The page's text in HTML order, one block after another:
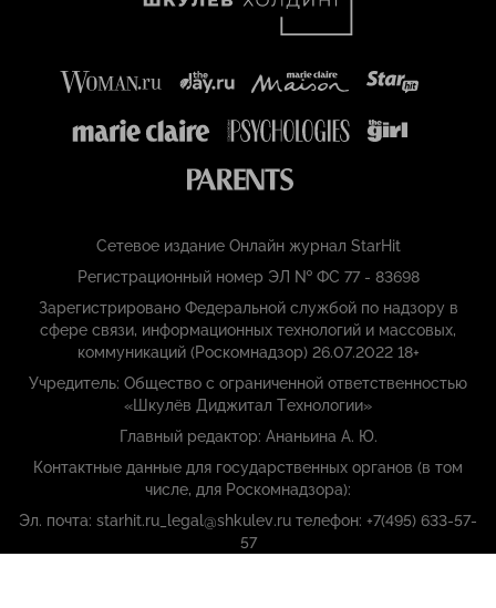
Сетевое издание Онлайн журнал StarHit
Регистрационный номер ЭЛ № ФС 77 - 83698
Зарегистрировано Федеральной службой по надзору в
сфере связи, информационных технологий и массовых,
коммуникаций (Роскомнадзор) 26.07.2022 18+
Учредитель: Общество с ограниченной ответственностью
«Шкулёв Диджитал Технологии»
Главный редактор: Ананьина А. Ю.
Контактные данные для государственных органов (в том
числе, для Роскомнадзора):
Эл. почта: starhit.ru_legal@shkulev.ru телефон: +7(495) 633-57-
57